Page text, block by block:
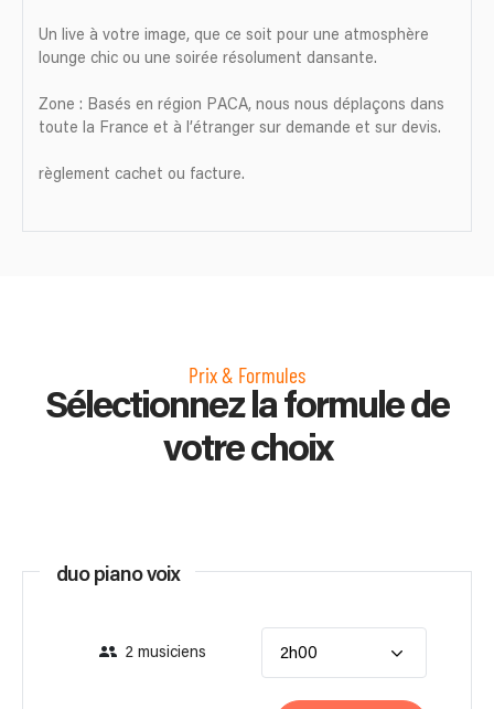
Un live à votre image, que ce soit pour une atmosphère
lounge chic ou une soirée résolument dansante.
Zone : Basés en région PACA, nous nous déplaçons dans
toute la France et à l’étranger sur demande et sur devis.
règlement cachet ou facture.
Prix & Formules
Sélectionnez la formule de
votre choix
duo piano voix
2 musiciens 2h00